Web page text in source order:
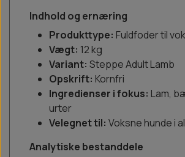
Indhold og ernæring
Produkttype: Fuldfoder til
Vægt: 12 kg
Variant: Steppe Adult Lamb
Opskrift: Kornfri
Ingredienser i fokus: Lam,
urter
Velegnet til: Voksne hunde i
Analytiske bestanddele